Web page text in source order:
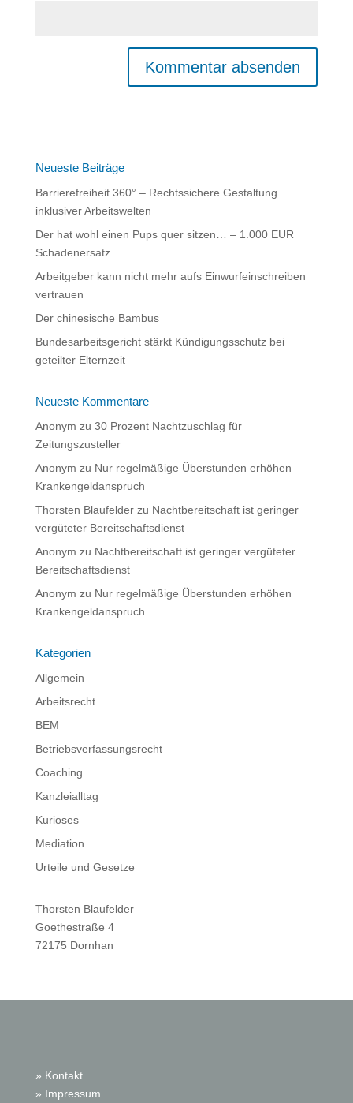
Neueste Beiträge
Barrierefreiheit 360° – Rechtssichere Gestaltung
inklusiver Arbeitswelten
Der hat wohl einen Pups quer sitzen… – 1.000 EUR
Schadenersatz
Arbeitgeber kann nicht mehr aufs Einwurfeinschreiben
vertrauen
Der chinesische Bambus
Bundesarbeitsgericht stärkt Kündigungsschutz bei
geteilter Elternzeit
Neueste Kommentare
Anonym zu 30 Prozent Nachtzuschlag für
Zeitungszusteller
Anonym zu Nur regelmäßige Überstunden erhöhen
Krankengeldanspruch
Thorsten Blaufelderzu Nachtbereitschaft ist geringer
vergüteter Bereitschaftsdienst
Anonym zu Nachtbereitschaft ist geringer vergüteter
Bereitschaftsdienst
Anonym zu Nur regelmäßige Überstunden erhöhen
Krankengeldanspruch
Kategorien
Allgemein
Arbeitsrecht
BEM
Betriebsverfassungsrecht
Coaching
Kanzleialltag
Kurioses
Mediation
Urteile und Gesetze
Thorsten Blaufelder
Goethestraße 4
72175 Dornhan
» Kontakt
» Impressum